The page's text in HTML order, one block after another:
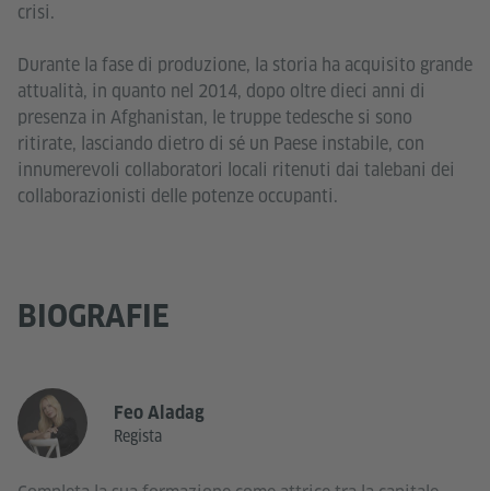
crisi.
Durante la fase di produzione, la storia ha acquisito grande
attualità, in quanto nel 2014, dopo oltre dieci anni di
presenza in Afghanistan, le truppe tedesche si sono
ritirate, lasciando dietro di sé un Paese instabile, con
innumerevoli collaboratori locali ritenuti dai talebani dei
collaborazionisti delle potenze occupanti.
BIOGRAFIE
Feo Aladag
Regista